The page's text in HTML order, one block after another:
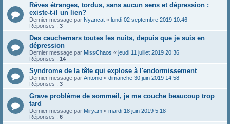
Rêves étranges, tordus, sans aucun sens et dépression :
existe-t-il un lien?
Dernier message par Nyancat « lundi 02 septembre 2019 10:46
Réponses : 3
Des cauchemars toutes les nuits, depuis que je suis en
dépression
Dernier message par MissChaos « jeudi 11 juillet 2019 20:36
Réponses : 14
Syndrome de la tête qui explose à l'endormissement
Dernier message par Antonio « dimanche 30 juin 2019 14:58
Réponses : 3
Grave problème de sommeil, je me couche beaucoup trop
tard
Dernier message par Miryam « mardi 18 juin 2019 5:18
Réponses : 6